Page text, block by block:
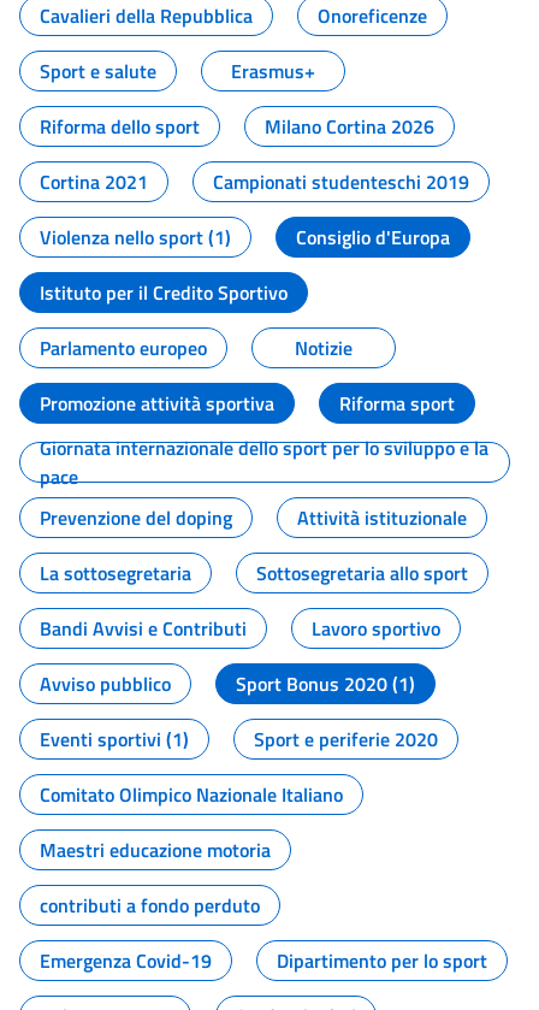
Cavalieri della Repubblica
Onoreficenze
Sport e salute
Erasmus+
Riforma dello sport
Milano Cortina 2026
Cortina 2021
Campionati studenteschi 2019
Violenza nello sport (1)
Consiglio d'Europa
Istituto per il Credito Sportivo
Parlamento europeo
Notizie
Promozione attività sportiva
Riforma sport
Giornata internazionale dello sport per lo sviluppo e la
pace
Prevenzione del doping
Attività istituzionale
La sottosegretaria
Sottosegretaria allo sport
Bandi Avvisi e Contributi
Lavoro sportivo
Avviso pubblico
Sport Bonus 2020 (1)
Eventi sportivi (1)
Sport e periferie 2020
Comitato Olimpico Nazionale Italiano
Maestri educazione motoria
contributi a fondo perduto
Emergenza Covid-19
Dipartimento per lo sport